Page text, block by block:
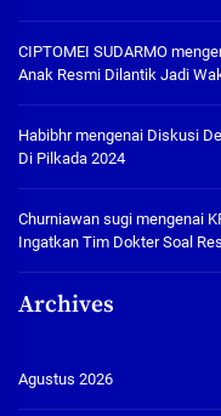
CIPTOMEI SUDARMO
Anak Resmi Dilantik Jadi
Habibhrmengenai Diskusi
Di Pilkada 2024
Churniawan sugi mengenai
Ingatkan Tim Dokter Soal
Archives
Agustus 2026